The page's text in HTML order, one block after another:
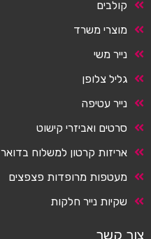
קולבים
מוצרי משרד
נייר משי
גליל צלופן
נייר עטיפה
סרטים ואביזרי קישוט
אריזות קרטון למשלוח בדואר
מעטפות מרופדות פצפצים
שקיות נייר חלקות
צור קשר